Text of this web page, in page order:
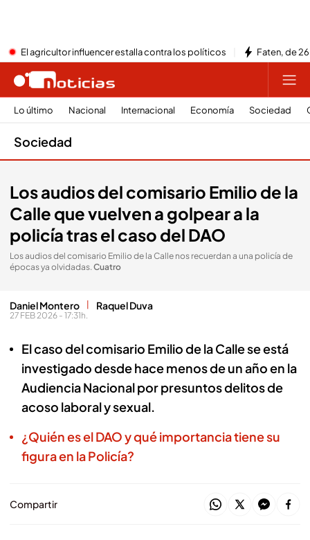
El agricultor influencer estalla contra los políticos Faten, de
Lo último Nacional Internacional Economía Sociedad
Sociedad
Los audios del comisario Emilio de la
Calle que vuelven a golpear a la
policía tras el caso del DAO
Los audios del comisario Emilio de la Calle nos recuerdan a una policía de
épocas ya olvidadas.Cuatro
Daniel Montero Raquel Duva
27 FEB 2026 - 17:31h.
El caso del comisario Emilio de la Calle se está
investigado desde hace menos de un año en la
Audiencia Nacional por presuntos delitos de
acoso laboral y sexual.
¿Quién es el DAO y qué importancia tiene su
figura en la Policía?
Compartir